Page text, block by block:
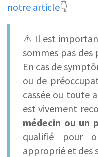
notre article👇
⚠️ Il est
sommes pas des
En cas de
ou de
cassée ou toute
est vivement
médecin ou un
qualifié pour
approprié et des